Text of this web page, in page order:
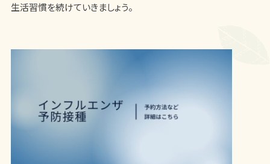
生活習慣を続けていきましょう。